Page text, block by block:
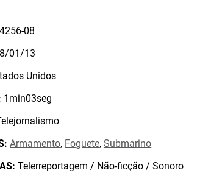
08
01/13
Unidos
1min03seg
Armamento, Foguete,Submarino
Telerreportagem / Não-ficção / Sonoro